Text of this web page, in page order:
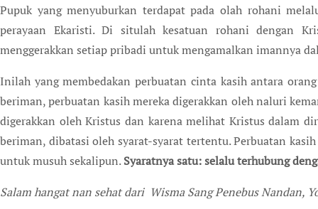
Pupuk yang menyuburkan terdapat pada olah rohani
perayaan Ekaristi. Di situlah kesatuan rohani dengan
menggerakkan setiap pribadi untuk mengamalkan imannya
Inilah yang membedakan perbuatan cinta kasih antara
beriman, perbuatan kasih mereka digerakkan oleh naluri
digerakkan oleh Kristus dan karena melihat Kristus dalam
beriman, dibatasi oleh syarat-syarat tertentu. Perbuatan
untuk musuh sekalipun.Syaratnya satu: selalu terhubung
Salam hangat nan sehat dari Wisma Sang Penebus Nandan,